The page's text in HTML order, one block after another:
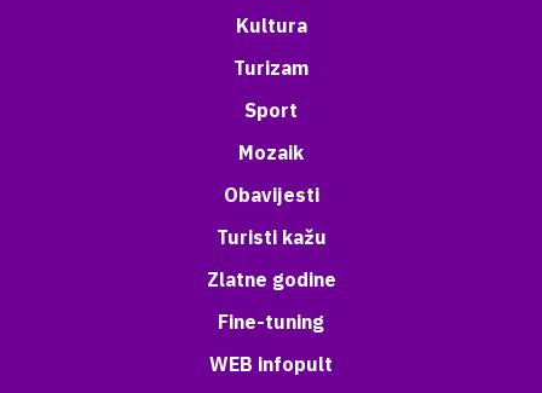
Kultura
Turizam
Sport
Mozaik
Obavijesti
Turisti kažu
Zlatne godine
Fine-tuning
WEB infopult